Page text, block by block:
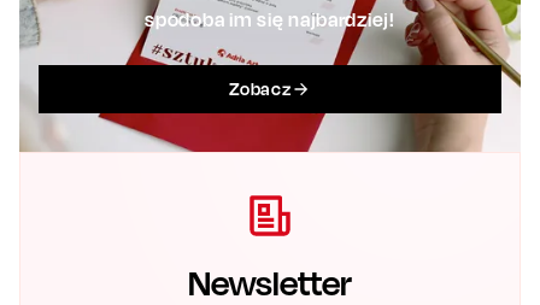
spodoba im się najbardziej!
Zobacz
Newsletter